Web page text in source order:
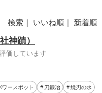
検索 ｜ いいね順｜ 新着順
神蹟）
価しています
ワースポット 刀鍛冶 焼刃の水